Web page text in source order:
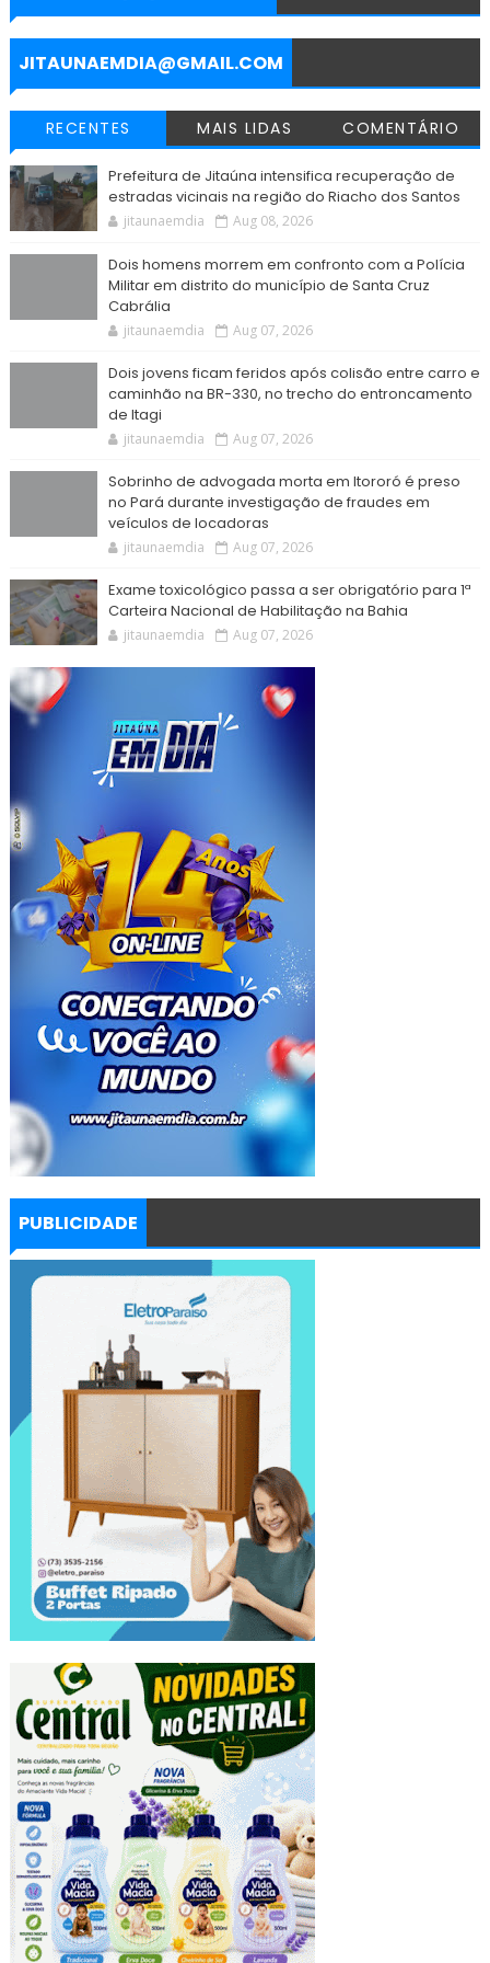
o
k
e
r
p
p
a
m
g
e
r
JITAUNAEMDIA@GMAIL.COM
RECENTES MAIS LIDAS COMENTÁRIO
Prefeitura de Jitaúna intensifica recuperação de
estradas vicinais na região do Riacho dos Santos
jitaunaemdia Aug 08, 2026
Dois homens morrem em confronto com a Polícia
Militar em distrito do município de Santa Cruz
Cabrália
jitaunaemdia Aug 07, 2026
Dois jovens ficam feridos após colisão entre carro e
caminhão na BR-330, no trecho do entroncamento
de Itagi
jitaunaemdia Aug 07, 2026
Sobrinho de advogada morta em Itororó é preso
no Pará durante investigação de fraudes em
veículos de locadoras
jitaunaemdia Aug 07, 2026
Exame toxicológico passa a ser obrigatório para 1ª
Carteira Nacional de Habilitação na Bahia
jitaunaemdia Aug 07, 2026
PUBLICIDADE